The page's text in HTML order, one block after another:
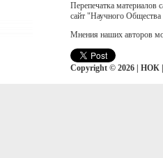
Перепечатка материалов
сайт "Научного
Мнения наших авторов
Copyright © 2026 | НОК